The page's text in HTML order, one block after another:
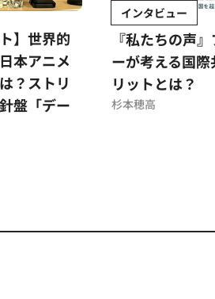
】世界的
本アニメ
？ストリ
盤「デー
インタビュー
『私たちの声
ーが考える国
リットとは？
杉本穂高